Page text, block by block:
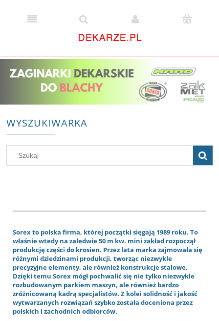
WYSZUKIWARKA
Sorex to polska firma, której początki sięgają 1989 roku. To
właśnie wtedy na zaledwie 50 m kw. mini zakład rozpoczął
produkcję części do krosien. Przez lata marka zajmowała się
różnymi dziedzinami produkcji, tworząc niezwykle
precyzyjne elementy, ale również konstrukcje stalowe.
Dzięki temu Sorex mógł pochwalić się nie tylko niezwykle
rozbudowanym parkiem maszyn, ale również bardzo
zróżnicowaną kadrą specjalistów. Z kolei solidność i jakość
wytwarzanych rozwiązań szybko została doceniona przez
polskich i zachodnich odbiorców.